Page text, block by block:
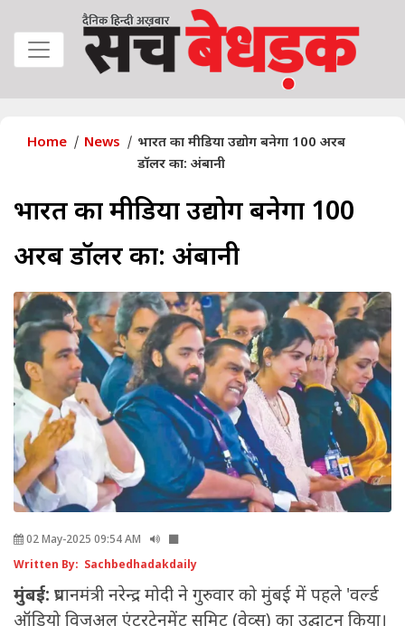
Home News
भारत का मीडिया उद्योग बनेगा 100 अरब
डॉलर का: अंबानी
भारत का मीडिया उद्योग बनेगा 100
अरब डॉलर का: अंबानी
02 May-2025 09:54 AM
Written By: Sachbedhadakdaily
मुंबई: प्रधानमंत्री नरेन्द्र मोदी ने गुरुवार को मुंबई में पहले 'वर्ल्ड
ऑडियो विजुअल एंटरटेनमेंट समिट (वेव्स) का उद्घाटन किया।